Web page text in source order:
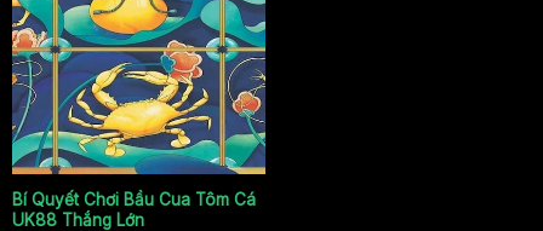
Bầu cua tôm cá UK88
Bí Quyết Chơi Bầu Cua Tôm Cá
UK88 Thắng Lớn